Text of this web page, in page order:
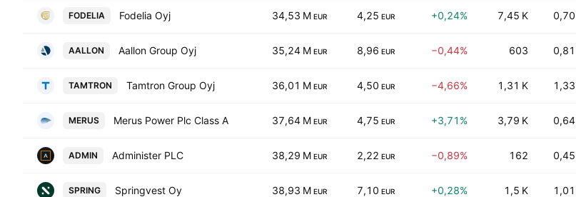
FODELIA Fodelia Oyj 34,53 M EUR 4,25 EUR +0,24% 7,45 K 0,70
AALLON Aallon Group Oyj 35,24 M EUR 8,96 EUR −0,44% 603 0,81
TAMTRON Tamtron Group Oyj 36,01 M EUR 4,50 EUR −4,66% 1,31 K 1,33
MERUS Merus Power Plc Class A 37,64 M EUR 4,75 EUR +3,71% 3,79 K 0,64
ADMIN Administer PLC 38,29 M EUR 2,22 EUR −0,89% 162 0,45
SPRING Springvest Oy 38,93 M EUR 7,10 EUR +0,28% 1,5 K 1,01